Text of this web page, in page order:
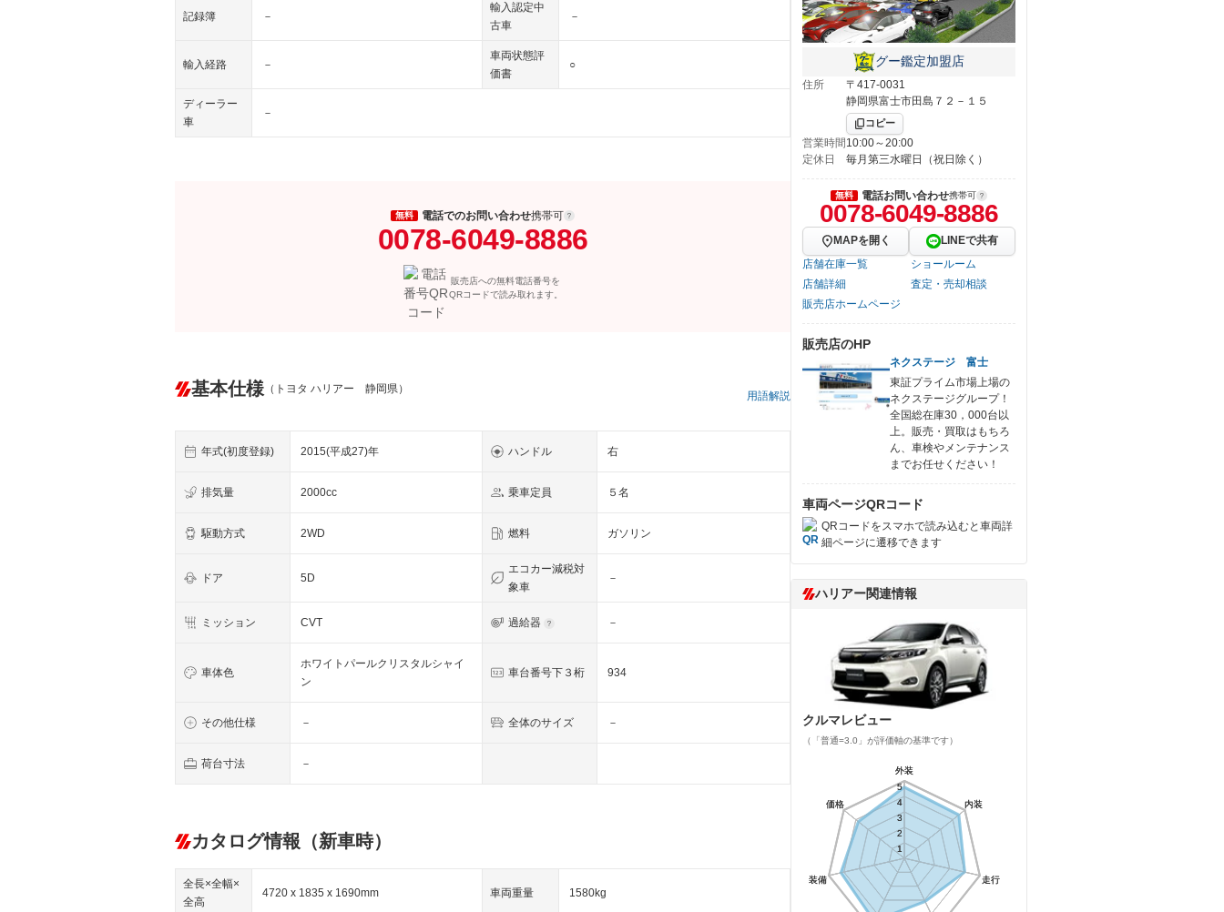
記録簿 －
輸入認定中
古車
－
輸入経路 －
車両状態評
価書
○
ディーラー
車
－
無料 電話でのお問い合わせ携帯可
0078-6049-8886
販売店への無料電話番号を
QRコードで読み取れます。
基本仕様 （トヨタ ハリアー 静岡県）
用語解説
年式(初度登録) 2015(平成27)年 ハンドル 右
排気量 2000cc 乗車定員 ５名
駆動方式 2WD 燃料 ガソリン
ドア 5D
エコカー減税対
象車
－
ミッション CVT 過給器 －
車体色
ホワイトパールクリスタルシャイ
ン
車台番号下３桁 934
その他仕様 － 全体のサイズ －
荷台寸法 －
カタログ情報（新車時）
全長×全幅×
全高
4720 x 1835 x 1690mm 車両重量 1580kg
グー鑑定加盟店
住所
〒417-0031
静岡県富士市田島７２－１５
コピー
営業時間10:00～20:00
定休日
毎月第三水曜日（祝日除く）
無料 電話お問い合わせ携帯可
0078-6049-8886
MAPを開く
LINEで共有
店舗在庫一覧
ショールーム
店舗詳細
査定・売却相談
販売店ホームページ
販売店のHP
ネクステージ 富士
東証プライム市場上場の
ネクステージグループ！
全国総在庫30，000台以
上。販売・買取はもちろ
ん、車検やメンテナンス
までお任せください！
車両ページQRコード
QRコードをスマホで読み込むと車両詳
細ページに遷移できます
ハリアー関連情報
クルマレビュー
（「普通=3.0」が評価軸の基準です）
外装
内装
走行
装備
価格
1
2
3
4
5
外装
内装
走行
装備
価格
1
2
3
4
5